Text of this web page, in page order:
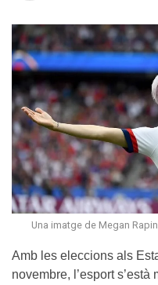
Una imatge de Megan
Amb les eleccions als
novembre, l’esport